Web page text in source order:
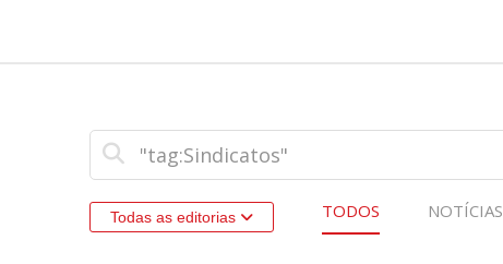
Todas as editorias TODOS NOTÍCIAS